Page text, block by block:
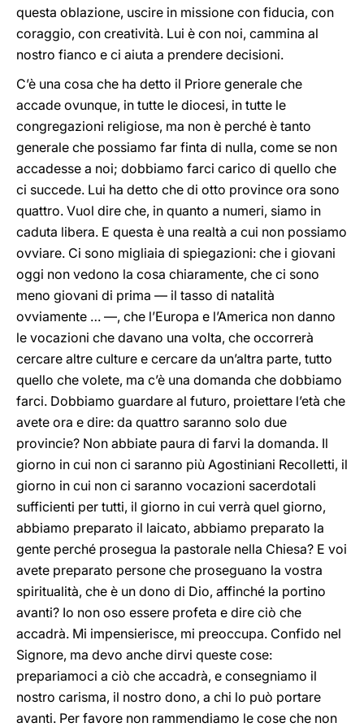
questa oblazione, uscire in missione con fiducia, con
coraggio, con creatività. Lui è con noi, cammina al
nostro fianco e ci aiuta a prendere decisioni.
C’è una cosa che ha detto il Priore generale che
accade ovunque, in tutte le diocesi, in tutte le
congregazioni religiose, ma non è perché è tanto
generale che possiamo far finta di nulla, come se non
accadesse a noi; dobbiamo farci carico di quello che
ci succede. Lui ha detto che di otto province ora sono
quattro. Vuol dire che, in quanto a numeri, siamo in
caduta libera. E questa è una realtà a cui non possiamo
ovviare. Ci sono migliaia di spiegazioni: che i giovani
oggi non vedono la cosa chiaramente, che ci sono
meno giovani di prima — il tasso di natalità
ovviamente … —, che l’Europa e l’America non danno
le vocazioni che davano una volta, che occorrerà
cercare altre culture e cercare da un’altra parte, tutto
quello che volete, ma c’è una domanda che dobbiamo
farci. Dobbiamo guardare al futuro, proiettare l’età che
avete ora e dire: da quattro saranno solo due
provincie? Non abbiate paura di farvi la domanda. Il
giorno in cui non ci saranno più Agostiniani Recolletti, il
giorno in cui non ci saranno vocazioni sacerdotali
sufficienti per tutti, il giorno in cui verrà quel giorno,
abbiamo preparato il laicato, abbiamo preparato la
gente perché prosegua la pastorale nella Chiesa? E voi
avete preparato persone che proseguano la vostra
spiritualità, che è un dono di Dio, affinché la portino
avanti? Io non oso essere profeta e dire ciò che
accadrà. Mi impensierisce, mi preoccupa. Confido nel
Signore, ma devo anche dirvi queste cose:
prepariamoci a ciò che accadrà, e consegniamo il
nostro carisma, il nostro dono, a chi lo può portare
avanti. Per favore non rammendiamo le cose che non